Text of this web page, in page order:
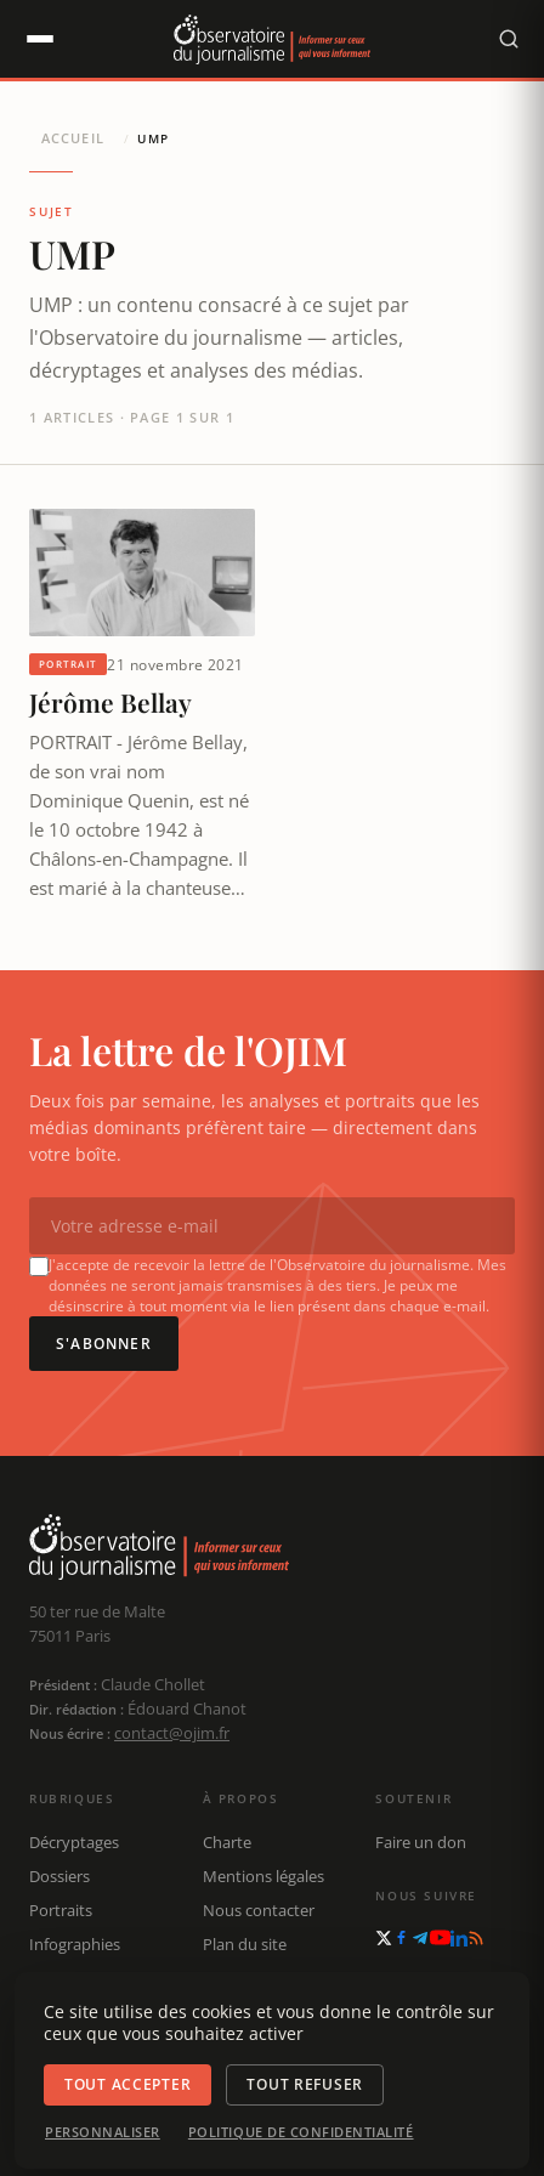
ACCUEIL / UMP
SUJET
UMP
UMP : un contenu consacré à ce sujet par
l'Observatoire du journalisme — articles,
décryptages et analyses des médias.
1 ARTICLES · PAGE 1 SUR 1
PORTRAIT 21 novembre 2021
Jérôme Bellay
PORTRAIT - Jérôme Bellay,
de son vrai nom
Dominique Quenin, est né
le 10 octobre 1942 à
Châlons-en-Champagne. Il
est marié à la chanteuse…
La lettre de l'OJIM
Deux fois par semaine, les analyses et portraits que les
médias dominants préfèrent taire — directement dans
votre boîte.
J'accepte de recevoir la lettre de l'Observatoire du journalisme. Mes
données ne seront jamais transmises à des tiers. Je peux me
désinscrire à tout moment via le lien présent dans chaque e-mail.
S'ABONNER
50 ter rue de Malte
75011 Paris
Président : Claude Chollet
Dir. rédaction : Édouard Chanot
Nous écrire : contact@ojim.fr
RUBRIQUES
Décryptages
Dossiers
Portraits
Infographies
Rechercher
À PROPOS
Charte
Mentions légales
Nous contacter
Plan du site
SOUTENIR
Faire un don
NOUS SUIVRE
© 2026 Observatoire du journalisme (OJIM) · Tous droits réservés ·
Gestion des cookies
Panneau de gestion des cookies
Ce site utilise des cookies et vous donne le contrôle sur
ceux que vous souhaitez activer
TOUT ACCEPTER TOUT REFUSER
PERSONNALISER POLITIQUE DE CONFIDENTIALITÉ